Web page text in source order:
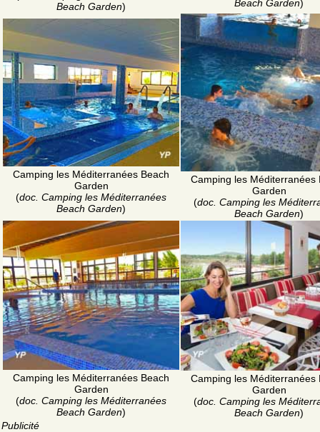
Beach Garden)
Beach Garden)
Camping les Méditerranées Beach
Garden
(doc. Camping les Méditerranées
Beach Garden)
Camping les Méditerranées
Garden
(doc. Camping les
Beach Garden)
Camping les Méditerranées Beach
Garden
(doc. Camping les Méditerranées
Beach Garden)
Camping les Méditerranées
Garden
(doc. Camping les
Beach Garden)
Publicité